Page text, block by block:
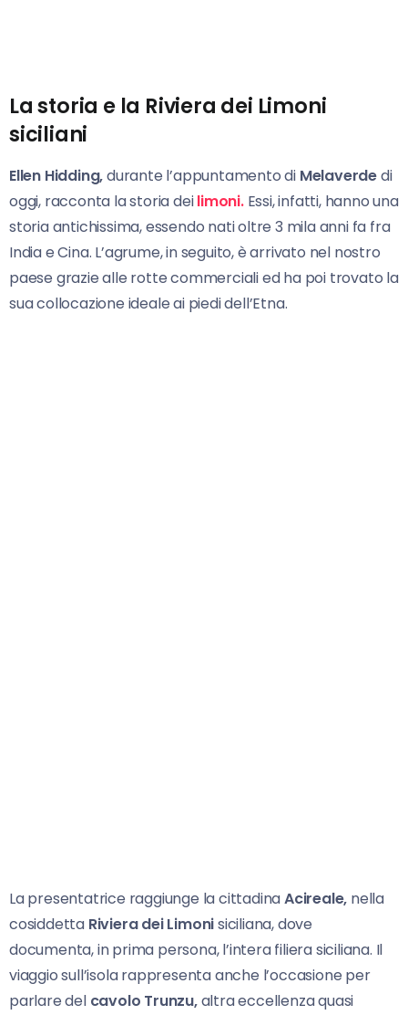
La storia e la Riviera dei Limoni
siciliani
Ellen Hidding,durante l’appuntamento di Melaverdedi
oggi, racconta la storia deilimoni.Essi, infatti, hanno una
storia antichissima, essendo nati oltre 3 mila anni fa fra
India e Cina. L’agrume, in seguito, è arrivato nel nostro
paese grazie alle rotte commerciali ed ha poi trovato la
sua collocazione ideale ai piedi dell’Etna.
La presentatrice raggiunge la cittadinaAcireale, nella
cosiddetta Riviera dei Limonisiciliana, dove
documenta, in prima persona, l’intera filiera siciliana. Il
viaggio sull’isola rappresenta anche l’occasione per
parlare del cavolo Trunzu,altra eccellenza quasi